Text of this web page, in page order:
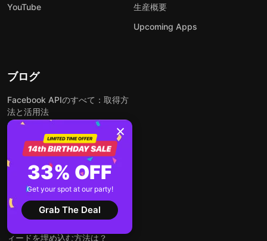
YouTube
生産概要
Upcoming Apps
ブログ
Facebook APIのすべて：取得方
法と活用法
ウェブサイトにGoogleレビュー
を無料で埋め込む方法
無料でできる！Instagramフィー
ドをウェブサイトに埋め込む方法
どんなウェブサイトにも無料でフ
ォームを埋め込む方法
WordPressサイトにLinkedInフ
ィードを埋め込む方法は？
33% OFF
Get your spot at our party!
Grab The Deal